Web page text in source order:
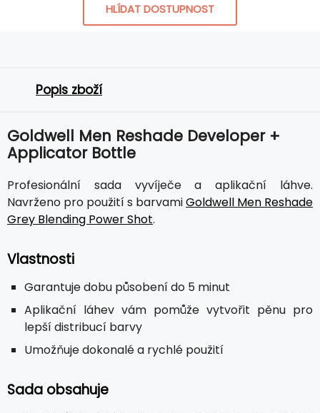
HLÍDAT DOSTUPNOST
Popis zboží
Goldwell Men Reshade Developer +
Applicator Bottle
Profesionální sada vyvíječe a aplikační láhve.
Navrženo pro použití s barvamiGoldwell Men Reshade
Grey Blending Power Shot.
Vlastnosti
Garantuje dobu působení do 5 minut
Aplikační láhev vám pomůže vytvořit pěnu pro
lepší distribucí barvy
Umožňuje dokonalé a rychlé použití
Sada obsahuje